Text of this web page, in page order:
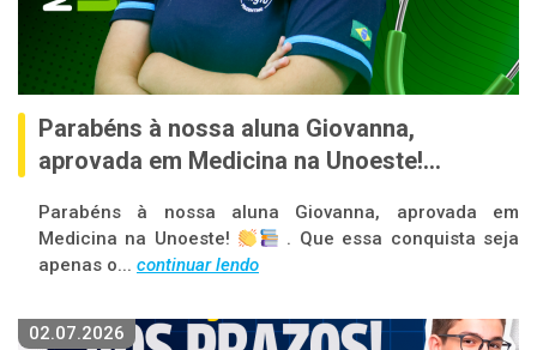
Parabéns à nossa aluna Giovanna,
aprovada em Medicina na Unoeste!...
Parabéns à nossa aluna Giovanna, aprovada em
Medicina na Unoeste!
. Que essa conquista seja
apenas o... continuar lendo
02.07.2026